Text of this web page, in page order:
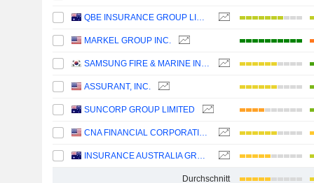
QBE INSURANCE GROUP LIMITED
MARKEL GROUP INC.
SAMSUNG FIRE & MARINE INSURANCE CO., LTD.
ASSURANT, INC.
SUNCORP GROUP LIMITED
CNA FINANCIAL CORPORATION
INSURANCE AUSTRALIA GROUP LIMITED
Durchschnitt